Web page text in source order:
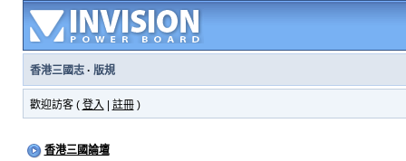
香港三國志· 版規
歡迎訪客 ( 登入 註冊)
香港三國論壇